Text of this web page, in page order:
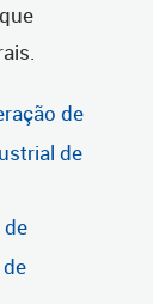
de
de